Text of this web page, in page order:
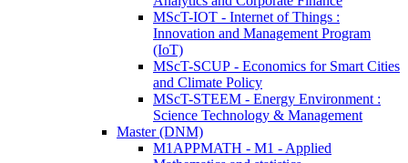
MScT-IOT - Internet of Things :
Innovation and Management Program
(IoT)
MScT-SCUP - Economics for Smart Cities
and Climate Policy
MScT-STEEM - Energy Environment :
Science Technology & Management
Master (DNM)
M1APPMATH - M1 - Applied